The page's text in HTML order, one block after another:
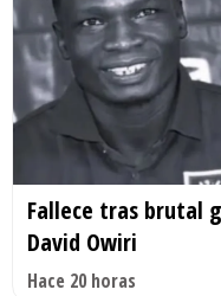
Fallece tras brutal
David Owiri
Hace 20 horas